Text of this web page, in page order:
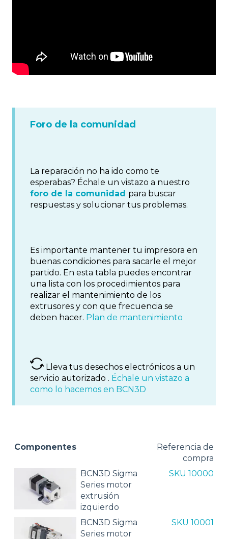
Foro de la comunidad
La reparación no ha ido como te
esperabas? Échale un vistazo a nuestro
foro de la comunidad para buscar
respuestas y solucionar tus problemas.
Es importante mantener tu impresora en
buenas condiciones para sacarle el mejor
partido. En esta tabla puedes encontrar
una lista con los procedimientos para
realizar el mantenimiento de los
extrusores y con que frecuencia se
deben hacer. Plan de mantenimiento
Lleva tus desechos electrónicos a un
servicio autorizado . Échale un vistazo a
como lo hacemos en BCN3D
Componentes
Referencia de
compra
BCN3D Sigma
Series motor
extrusión
izquierdo
SKU 10000
BCN3D Sigma
Series motor
SKU 10001